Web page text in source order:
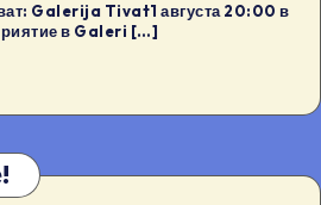
Galerija Tivat1 августа 20:00 в
в Galeri […]